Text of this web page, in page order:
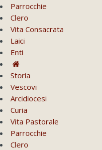
Parrocchie
Clero
Vita Consacrata
Laici
Enti
Storia
Vescovi
Arcidiocesi
Curia
Vita Pastorale
Parrocchie
Clero